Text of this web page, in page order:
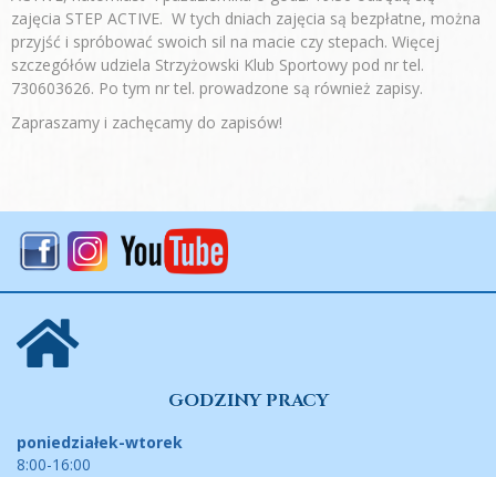
GODZINY PRACY
poniedziałek-wtorek
8:00-16:00
zajęcia STEP ACTIVE. W tych dniach zajęcia są bezpłatne, można
przyjść i spróbować swoich sil na macie czy stepach. Więcej
szczegółów udziela Strzyżowski Klub Sportowy pod nr tel.
730603626. Po tym nr tel. prowadzone są również zapisy.
Zapraszamy i zachęcamy do zapisów!